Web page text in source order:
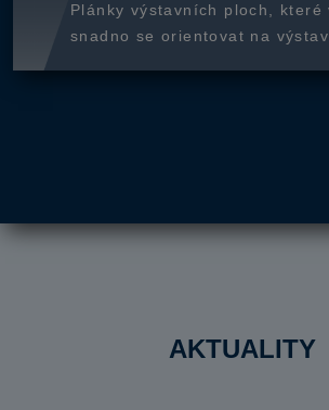
Plánky výstavních ploch, které
snadno se orientovat na
AKTUALITY